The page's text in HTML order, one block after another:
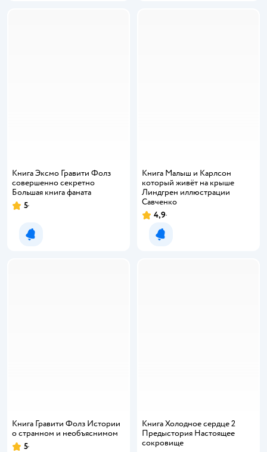
Книга Эксмо Гравити Фолз
совершенно секретно
Большая книга фаната
5
Уведомить о появлении
Книга Малыш и Карлсон
который живёт на крыше
Линдгрен иллюстрации
Савченко
4,9
Уведомить о появлении
Книга Гравити Фолз Истории
о странном и необъяснимом
5
Книга Холодное сердце 2
Предыстория Настоящее
сокровище